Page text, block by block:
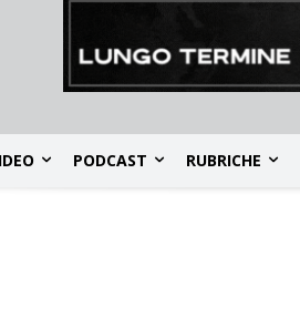
PODCAST RUBRICHE